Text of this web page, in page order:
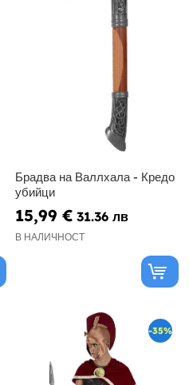
Брадва на Валлхала - Кредо
убийци
15,99 € 31.36 лв
В НАЛИЧНОСТ
-35%